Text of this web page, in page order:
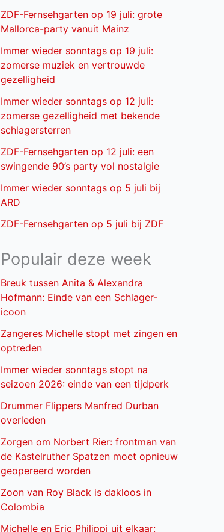
ZDF-Fernsehgarten op 19 juli: grote
Mallorca-party vanuit Mainz
Immer wieder sonntags op 19 juli:
zomerse muziek en vertrouwde
gezelligheid
Immer wieder sonntags op 12 juli:
zomerse gezelligheid met bekende
schlagersterren
ZDF-Fernsehgarten op 12 juli: een
swingende 90’s party vol nostalgie
Immer wieder sonntags op 5 juli bij
ARD
ZDF-Fernsehgarten op 5 juli bij ZDF
Populair deze week
Breuk tussen Anita & Alexandra
Hofmann: Einde van een Schlager-
icoon
Zangeres Michelle stopt met zingen en
optreden
Immer wieder sonntags stopt na
seizoen 2026: einde van een tijdperk
Drummer Flippers Manfred Durban
overleden
Zorgen om Norbert Rier: frontman van
de Kastelruther Spatzen moet opnieuw
geopereerd worden
Zoon van Roy Black is dakloos in
Colombia
Michelle en Eric Philippi uit elkaar: